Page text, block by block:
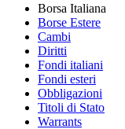
Borsa Italiana
Borse Estere
Cambi
Diritti
Fondi italiani
Fondi esteri
Obbligazioni
Titoli di Stato
Warrants